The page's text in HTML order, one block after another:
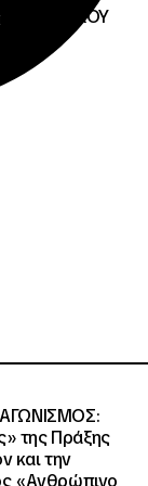
της Πράξης
και την
«Ανθρώπινο